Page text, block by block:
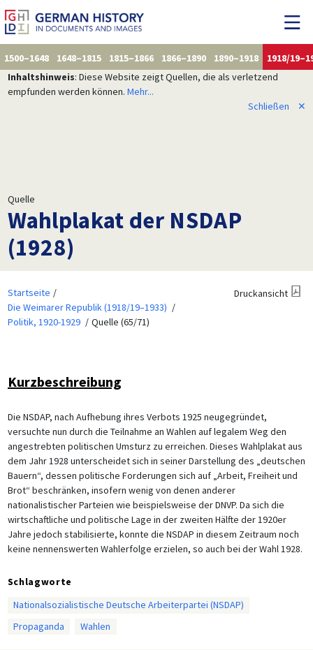
1500–1648 1648–1815 1815–1866 1866–1890 1890–1918
1918/
Inhaltshinweis: Diese Website zeigt Quellen, die als verletzend
empfunden werden können. Mehr...
Schließen
✕
Quelle
Wahlplakat der NSDAP
(1928)
Startseite
Die Weimarer Republik (1918/19–1933)
Politik, 1920-1929
Quelle (65/71)
Druckansicht
Kurzbeschreibung
Die NSDAP, nach Aufhebung ihres Verbots 1925 neugegründet,
versuchte nun durch die Teilnahme an Wahlen auf legalem Weg den
angestrebten politischen Umsturz zu erreichen. Dieses Wahlplakat aus
dem Jahr 1928 unterscheidet sich in seiner Darstellung des „deutschen
Bauern“, dessen politische Forderungen sich auf „Arbeit, Freiheit und
Brot“ beschränken, insofern wenig von denen anderer
nationalistischer Parteien wie beispielsweise der DNVP. Da sich die
wirtschaftliche und politische Lage in der zweiten Hälfte der 1920er
Jahre jedoch stabilisierte, konnte die NSDAP in diesem Zeitraum noch
keine nennenswerten Wahlerfolge erzielen, so auch bei der Wahl 1928.
Schlagworte
Nationalsozialistische Deutsche Arbeiterpartei (NSDAP)
Propaganda
Wahlen